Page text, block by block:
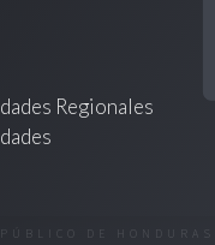
Regionales
DE